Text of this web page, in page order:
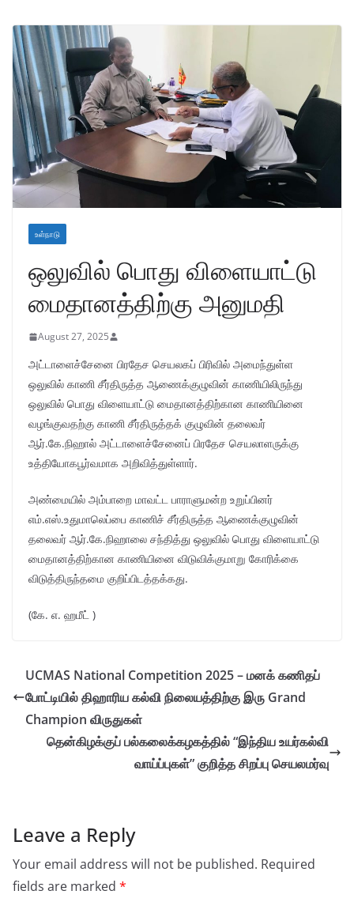
உள்நாடு
ஒலுவில் பொது விளையாட்டு
மைதானத்திற்கு அனுமதி
August 27, 2025
அட்டாளைச்சேனை பிரதேச செயலகப் பிரிவில் அமைந்துள்ள
ஒலுவில் காணி சீர்திருத்த ஆணைக்குழுவின் காணியிலிருந்து
ஒலுவில் பொது விளையாட்டு மைதானத்திற்கான காணியினை
வழங்குவதற்கு காணி சீர்திருத்தக் குழுவின் தலைவர்
ஆர்.கே.நிஹால் அட்டாளைச்சேனைப் பிரதேச செயலாளருக்கு
உத்தியோகபூர்வமாக அறிவித்துள்ளார்.
அண்மையில் அம்பாறை மாவட்ட பாராளுமன்ற உறுப்பினர்
எம்.எஸ்.உதுமாலெப்பை காணிச் சீர்திருத்த ஆணைக்குழுவின்
தலைவர் ஆர்.கே.நிஹாலை சந்தித்து ஒலுவில் பொது விளையாட்டு
மைதானத்திற்கான காணியினை விடுவிக்குமாறு கோரிக்கை
விடுத்திருந்தமை குறிப்பிடத்தக்கது.
(கே. எ. ஹமீட் )
UCMAS National Competition 2025 – மனக் கணிதப்
போட்டியில் திஹாரிய கல்வி நிலையத்திற்கு இரு Grand
Champion விருதுகள்
தென்கிழக்குப் பல்கலைக்கழகத்தில் “இந்திய உயர்கல்வி
வாய்ப்புகள்” குறித்த சிறப்பு செயலமர்வு
Leave a Reply
Your email address will not be published. Required
fields are marked *